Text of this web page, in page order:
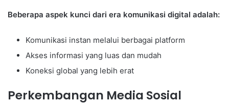
Beberapa aspek kunci dari era komunikasi digital adalah:
Komunikasi instan melalui berbagai platform
Akses informasi yang luas dan mudah
Koneksi global yang lebih erat
Perkembangan Media Sosial